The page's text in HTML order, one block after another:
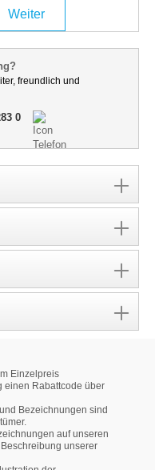
Weiter
freundlich und
0
Einzelpreis
einen Rabattcode über
Bezeichnungen sind
auf unseren
unserer